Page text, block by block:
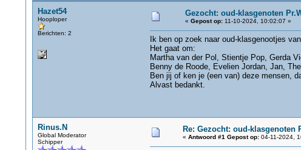
Hazet54
Hooploper
Berichten: 2
Gezocht: oud-klasgenoten
« Gepost op:11-10-2024, 10:02:07 »
Ik ben op zoek naar oud-klasgenootjes
Het gaat om:
Martha van der Pol, Stientje Pop, Gerda
Benny de Roode, Evelien Jordan, Jan,
Ben jij of ken je (een van) deze mensen,
Alvast bedankt.
Rinus.N
Global Moderator
Schipper
Re: Gezocht: oud-klasgenoten
« Antwoord #1 Gepost op:04-11-2024,